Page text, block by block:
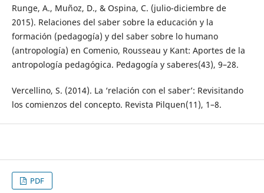
Runge, A., Muñoz, D., & Ospina, C. (julio-diciembre de
2015). Relaciones del saber sobre la educación y la
formación (pedagogía) y del saber sobre lo humano
(antropología) en Comenio, Rousseau y Kant: Aportes de la
antropología pedagógica. Pedagogía y saberes(43), 9–28.
Vercellino, S. (2014). La ‘relación con el saber’: Revisitando
los comienzos del concepto. Revista Pilquen(11), 1–8.
PDF